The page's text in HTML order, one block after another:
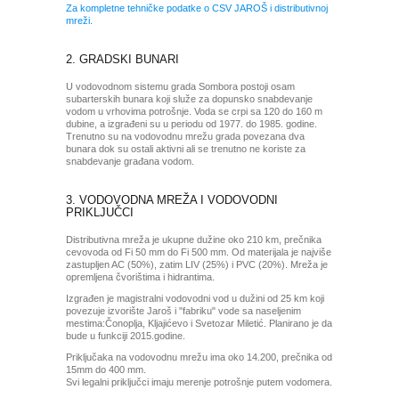
Za kompletne tehničke podatke o CSV JAROŠ i distributivnoj
mreži.
2. GRADSKI BUNARI
U vodovodnom sistemu grada Sombora postoji osam
subarterskih bunara koji služe za dopunsko snabdevanje
vodom u vrhovima potrošnje. Voda se crpi sa 120 do 160 m
dubine, a izgrađeni su u periodu od 1977. do 1985. godine.
Trenutno su na vodovodnu mrežu grada povezana dva
bunara dok su ostali aktivni ali se trenutno ne koriste za
snabdevanje građana vodom.
3. VODOVODNA MREŽA I VODOVODNI
PRIKLJUČCI
Distributivna mreža je ukupne dužine oko 210 km, prečnika
cevovoda od Fi 50 mm do Fi 500 mm. Od materijala je najviše
zastupljen AC (50%), zatim LIV (25%) i PVC (20%). Mreža je
opremljena čvorištima i hidrantima.
Izgrađen je magistralni vodovodni vod u dužini od 25 km koji
povezuje izvorište Jaroš i "fabriku" vode sa naseljenim
mestima:Čonoplja, Kljajićevo i Svetozar Miletić. Planirano je da
bude u funkciji 2015.godine.
Priključaka na vodovodnu mrežu ima oko 14.200, prečnika od
15mm do 400 mm.
Svi legalni priključci imaju merenje potrošnje putem vodomera.